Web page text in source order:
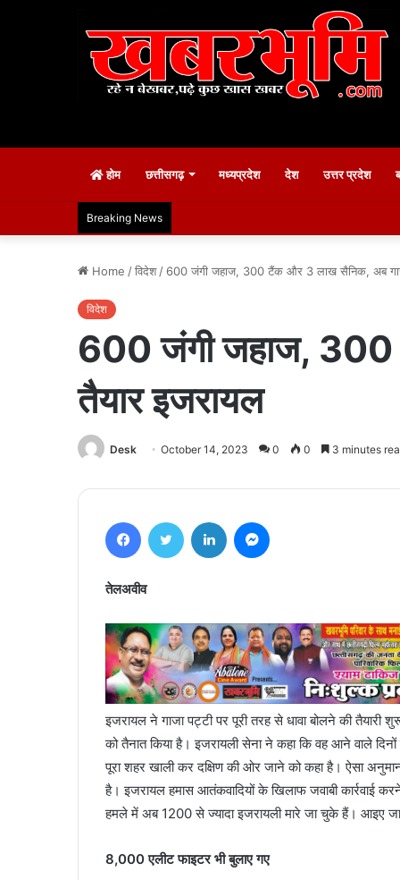
होम छत्तीसगढ़ मध्यप्रदेश देश उत्तर प्रदेश
Breaking News
Home /विदेश / 600 जंगी जहाज, 300 टैंक और 3 लाख सैनिक, अब
विदेश
600 जंगी जहाज, 300
तैयार इजरायल
Desk October 14, 2023 0 0 3 minutes
तेलअवीव
इजरायल ने गाजा पट्टी पर पूरी तरह से धावा बोलने की
को तैनात किया है। इजरायली सेना ने कहा कि वह आने वाले
पूरा शहर खाली कर दक्षिण की ओर जाने को कहा है। ऐसा
है। इजरायल हमास आतंकवादियों के खिलाफ जवाबी कार्रवाई
हमले में अब 1200 से ज्यादा इजरायली मारे जा चुके हैं। आइए
8,000 एलीट फाइटर भी बुलाए गए